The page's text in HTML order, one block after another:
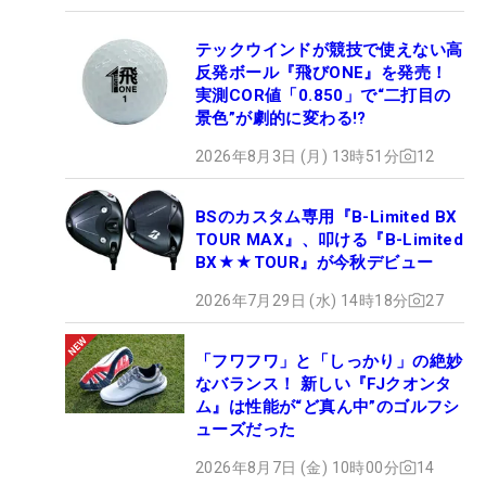
テックウインドが競技で使えない高
反発ボール『飛びONE』を発売！
実測COR値「0.850」で“二打目の
景色”が劇的に変わる!?
2026年8月3日 (月) 13時51分 12
BSのカスタム専用『B-Limited BX
TOUR MAX』、叩ける『B-Limited
BX★★TOUR』が今秋デビュー
2026年7月29日 (水) 14時18分 27
「フワフワ」と「しっかり」の絶妙
なバランス！ 新しい『FJクオンタ
ム』は性能が“ど真ん中”のゴルフシ
ューズだった
2026年8月7日 (金) 10時00分 14